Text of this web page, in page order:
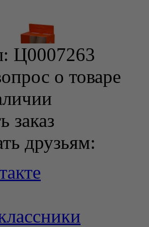
Ц0007263
о товаре
заказ
друзьям: